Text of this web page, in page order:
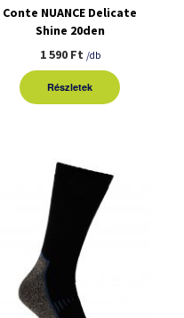
Conte NUANCE Delicate
Shine 20den
harisnyanadrág
1 590 Ft /db
Részletek